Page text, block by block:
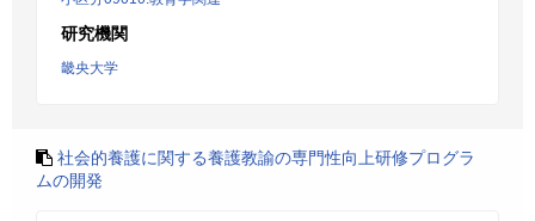
研究機関
畿央大学
社会的養護に関する養護教諭の専門性向上研修プログラ
ムの開発